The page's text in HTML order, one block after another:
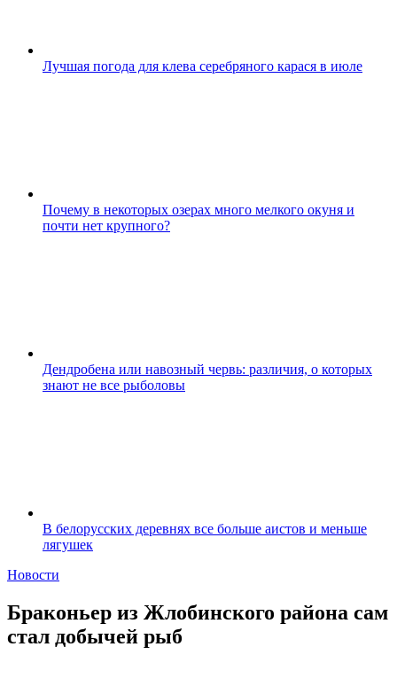
Лучшая погода для клева серебряного карася в июле
Почему в некоторых озерах много мелкого окуня и
почти нет крупного?
Дендробена или навозный червь: различия, о которых
знают не все рыболовы
В белорусских деревнях все больше аистов и меньше
лягушек
Новости
Браконьер из Жлобинского района сам
стал добычей рыб